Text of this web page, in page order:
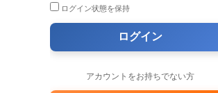
ログイン状態を保持
アカウントをお持ちでない方